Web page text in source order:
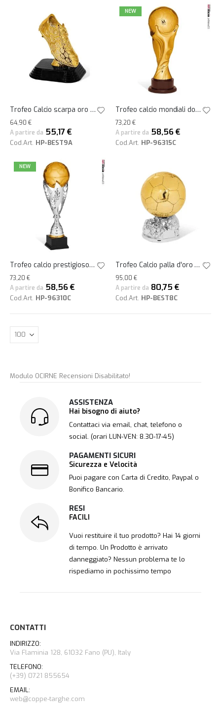
Trofeo Calcio scarpa oro su base nera h16
64,90 €
A partire da 55,17 €
Cod.Art. HP-BEST9A
NEW
Trofeo calcio mondiali dorato h29
73,20 €
A partire da 58,56 €
Cod.Art. HP-96315C
NEW
Trofeo calcio prestigioso pallone oro su allori argento h49
73,20 €
A partire da 58,56 €
Cod.Art. HP-96310C
Trofeo Calcio palla d'oro su base argento h18
95,00 €
A partire da 80,75 €
Cod.Art. HP-BEST8C
Modulo OCIRNE Recensioni Disabilitato!
ASSISTENZA
Hai bisogno di aiuto?
Contattaci via email, chat, telefono o
social. (orari LUN-VEN: 8.30-17-45)
PAGAMENTI SICURI
Sicurezza e Velocità
Puoi pagare con Carta di Credito, Paypal o
Bonifico Bancario.
RESI
FACILI
Vuoi restituire il tuo prodotto? Hai 14 giorni
di tempo. Un Prodotto è arrivato
danneggiato? Nessun problema te lo
rispediamo in pochissimo tempo
CONTATTI
INDIRIZZO:
Via Flaminia 128, 61032 Fano (PU), Italy
TELEFONO:
(+39) 0721 855654
EMAIL:
web@coppe-targhe.com